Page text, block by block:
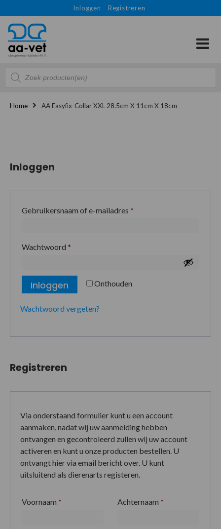
Inloggen Registreren
Producten
zoeken
Home AA Easyfix-Collar XXL 28.5cm X 11cm X 18cm
Inloggen
Gebruikersnaam of e-mailadres *
Wachtwoord *
Onthouden
Inloggen
Wachtwoord vergeten?
Registreren
Via onderstaand formulier kunt u een account
aanmaken, nadat wij uw aanmelding hebben
ontvangen en gecontroleerd zullen wij uw account
activeren en kunt u onze producten bestellen. U
ontvangt hier via email bericht over. U kunt
uitsluitend als dierenarts registeren.
Voornaam * Achternaam *